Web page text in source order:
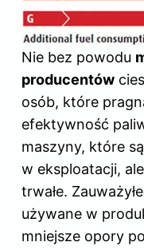
Nie bez powodu
producentów
osób, które
efektywność
maszyny, które
w eksploatacji,
trwałe.
używane w
mniejsze opory